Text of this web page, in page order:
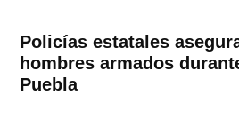
Policías estatales
hombres armados
Puebla